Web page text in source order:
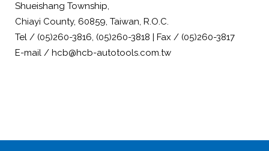
Shueishang Township,
Chiayi County, 60859, Taiwan, R.O.C.
Tel / (05)260-3816, (05)260-3818 | Fax / (05)260-3817
E-mail / hcb@hcb-autotools.com.tw